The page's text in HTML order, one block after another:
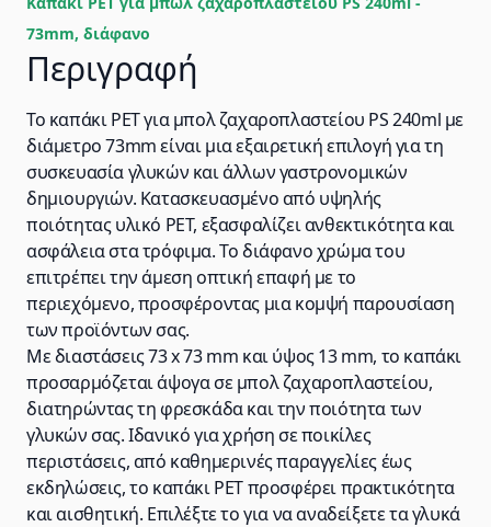
73mm, διάφανο
Περιγραφή
Το καπάκι PET για μπολ ζαχαροπλαστείου PS 240ml με
διάμετρο 73mm είναι μια εξαιρετική επιλογή για τη
συσκευασία γλυκών και άλλων γαστρονομικών
δημιουργιών. Κατασκευασμένο από υψηλής
ποιότητας υλικό PET, εξασφαλίζει ανθεκτικότητα και
ασφάλεια στα τρόφιμα. Το διάφανο χρώμα του
επιτρέπει την άμεση οπτική επαφή με το
περιεχόμενο, προσφέροντας μια κομψή παρουσίαση
των προϊόντων σας.
Με διαστάσεις 73 x 73 mm και ύψος 13 mm, το καπάκι
προσαρμόζεται άψογα σε μπολ ζαχαροπλαστείου,
διατηρώντας τη φρεσκάδα και την ποιότητα των
γλυκών σας. Ιδανικό για χρήση σε ποικίλες
περιστάσεις, από καθημερινές παραγγελίες έως
εκδηλώσεις, το καπάκι PET προσφέρει πρακτικότητα
και αισθητική. Επιλέξτε το για να αναδείξετε τα γλυκά